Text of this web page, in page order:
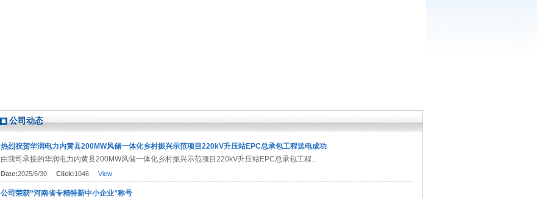
公司动态
热烈祝贺华润电力内黄县200MW风储一体化乡村振兴示范项目220kV升压站EPC总承包工程送电成功
由我司承接的华润电力内黄县200MW风储一体化乡村振兴示范项目220kV升压站EPC总承包工程...
Date:2025/5/30 Click:1046 View
公司荣获“河南省专精特新中小企业”称号